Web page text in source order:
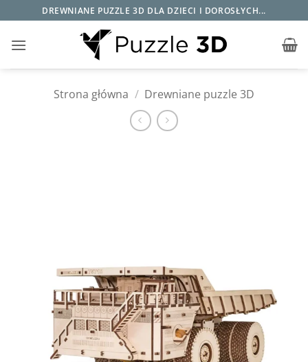
do
zawartości
DREWNIANE PUZZLE 3D DLA DZIECI I DOROSŁYCH...
Strona główna / Drewniane puzzle 3D